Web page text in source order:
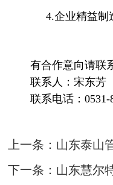
4.企业精益制
有合作意向请联
联系人：宋东芳
联系电话：0531-
上一条： 山东泰山
下一条： 山东慧尔